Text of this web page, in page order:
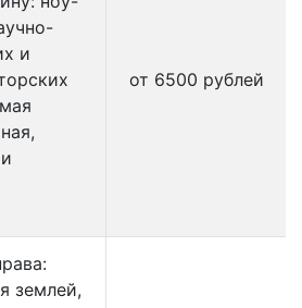
и
от 6500 рублей
землей,